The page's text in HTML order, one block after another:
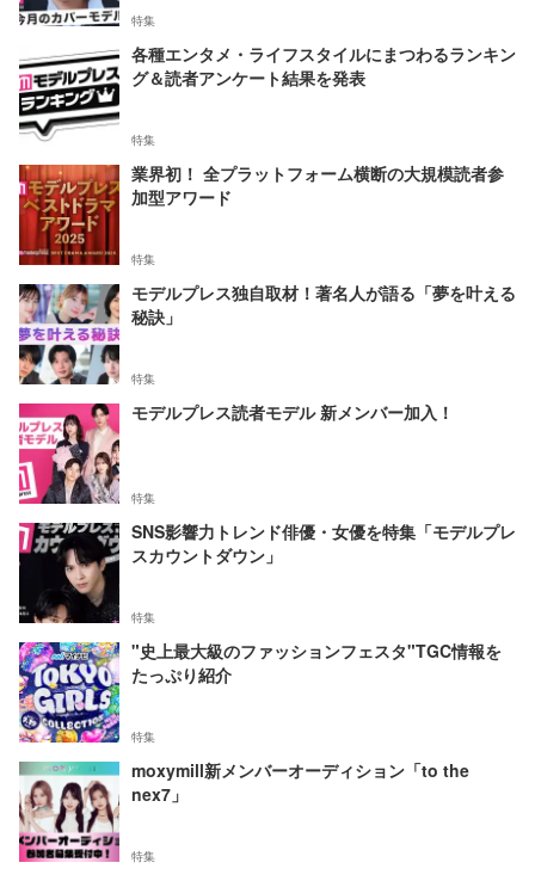
特集
各種エンタメ・ライフスタイルにまつわるランキン
グ＆読者アンケート結果を発表
特集
業界初！ 全プラットフォーム横断の大規模読者参
加型アワード
特集
モデルプレス独自取材！著名人が語る「夢を叶える
秘訣」
特集
モデルプレス読者モデル 新メンバー加入！
特集
SNS影響力トレンド俳優・女優を特集「モデルプレ
スカウントダウン」
特集
"史上最大級のファッションフェスタ"TGC情報を
たっぷり紹介
特集
moxymill新メンバーオーディション「to the
nex7」
特集